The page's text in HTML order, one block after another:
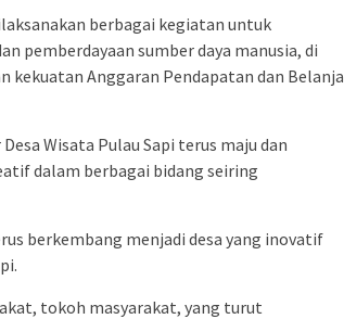
berbagai kegiatan untuk
pemberdayaan sumber daya manusia, di
kekuatan Anggaran Pendapatan dan Belanja
Wisata Pulau Sapi terus maju dan
dalam berbagai bidang seiring
berkembang menjadi desa yang inovatif
tokoh masyarakat, yang turut